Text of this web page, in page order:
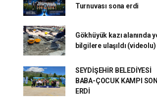
Turnuvası sona erdi
Gökhüyük kazı alanında
bilgilere ulaşıldı (videolu)
SEYDİŞEHİR BELEDİYESİ
BABA-ÇOCUK KAMPI
ERDİ